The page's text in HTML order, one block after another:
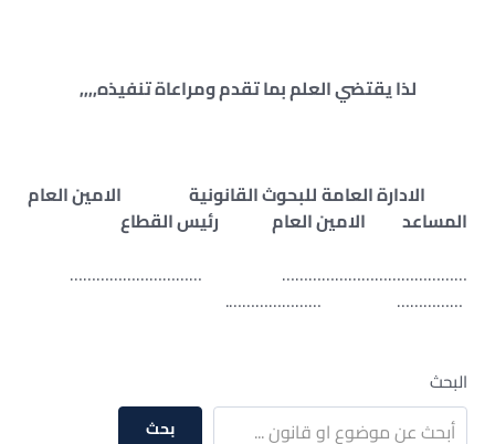
لذا يقتضي العلم بما تقدم ومراعاة تنفيذه,,,,
الادارة العامة للبحوث القانونية الامين العام
المساعد الامين العام رئيس القطاع
…………………………………… …………………………
…………… ………………….
البحث
بحث